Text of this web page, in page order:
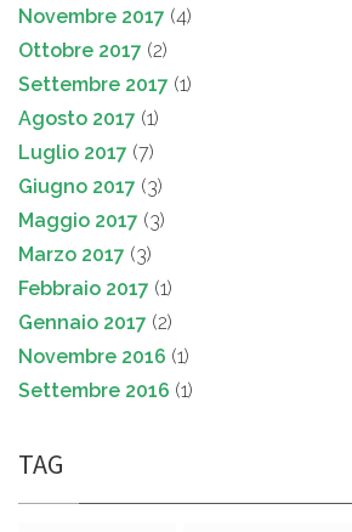
Novembre 2017 (4)
Ottobre 2017 (2)
Settembre 2017 (1)
Agosto 2017 (1)
Luglio 2017 (7)
Giugno 2017 (3)
Maggio 2017 (3)
Marzo 2017 (3)
Febbraio 2017 (1)
Gennaio 2017 (2)
Novembre 2016 (1)
Settembre 2016 (1)
TAG